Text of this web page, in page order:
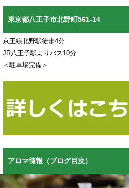
東京都八王子市北野町561-14
京王線北野駅徒歩4分
JR八王子駅よりバス10分
＜駐車場完備＞
アロマ情報（ブログ目次）